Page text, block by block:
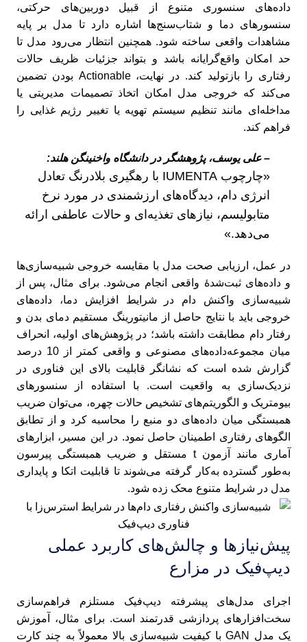
داده‌های سنسوری متنوع از قبیل دوربین‌های حرکتی،
سنسورهای دما و شتاب‌سنج‌ها اشاره دارد تا مدل بر پایه
مشاهدات واقعی ساخته شود. همچنین انتظار می‌رود مدل تا
حد امکان واقع‌گرایانه باشد و بتواند جزئیات ظریف حالات
رفتاری را بازتولید کند. در نهایت، Actionable بودن تضمین
می‌کند که خروجی مدل امکان اتخاذ تصمیمات مدیریتی یا
مداخله‌ای مانند تنظیم سیستم تهویه یا تغییر رژیم غذایی را
فراهم کند.
– علی یوسف، پژوهشگر در دانشگاه واخنینگن هلند:
«چارچوب IUMENTA با رهگیری بلادرنگ تعادل
انرژی دام، دیدگاه‌های ارزشمندی در مورد نرخ
متابولیسم، نیازهای تغذیه‌ای و حالات عاطفی ارائه
می‌دهد.»
در عمل، ارزیابی صحت مدل با مقایسه خروجی شبیه‌سازی‌ها
و داده‌های ثبت‌شدهٔ واقعی انجام می‌شود. برای مثال، پس از
شبیه‌سازی واکنش دام در شرایط افزایش دما، داده‌های
خروجی باید با نتایج حاصل از مانیتورینگ مستقیم دمای بدن و
رفتار دام مطابقت داشته باشد؛ در پژوهش‌های اولیه، انحراف
میان مجموعه‌داده‌های مصنوعی و واقعی کمتر از 10 درصد
گزارش شده است که نشانگر قابلیت بالای این فناوری در
نزدیک‌سازی به واقعیت است. با استفاده از سنسورهای
بیومتریک و الگوریتم‌های تشخیص حالات چهره، می‌توان ضریب
همبستگی میان داده‌های دو منبع را محاسبه کرد و از تطابق
الگوهای رفتاری اطمینان حاصل نمود. در این مسیر، ابزارهای
آماری مانند آزمون t مستقل و ضریب همبستگی پیرسون
به‌طور گسترده به‌کار گرفته می‌شوند تا قابلیت اتکا و پایداری
مدل در شرایط متنوع محک زده شود.
پیش‌نیازها و چالش‌های کاربرد عملی
دیپ‌فیک در مزارع
اجرای مدل‌های پیشرفته دیپ‌فیک مستلزم فراهم‌سازی
سخت‌افزارهای پردازشی قدرتمند است. برای مثال، آموزش
یک مدل GAN با کیفیت شبیه‌سازی بالا معمولاً به چند کارت